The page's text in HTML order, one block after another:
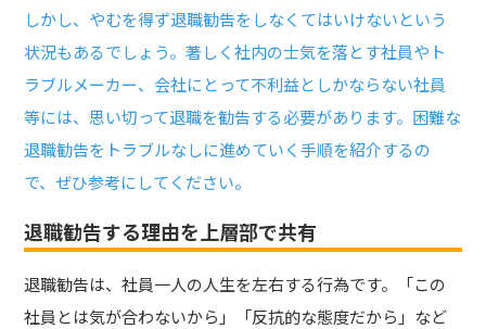
しかし、やむを得ず退職勧告をしなくてはいけないという
状況もあるでしょう。著しく社内の士気を落とす社員やト
ラブルメーカー、会社にとって不利益としかならない社員
等には、思い切って退職を勧告する必要があります。困難な
退職勧告をトラブルなしに進めていく手順を紹介するの
で、ぜひ参考にしてください。
退職勧告する理由を上層部で共有
退職勧告は、社員一人の人生を左右する行為です。「この
社員とは気が合わないから」「反抗的な態度だから」など